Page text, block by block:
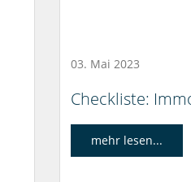
03. Mai 2023
Checkliste:
mehr lesen...